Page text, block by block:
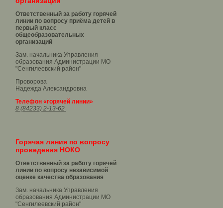
Ответственный за работу горячей
линии по вопросу приёма детей в
первый класс
общеобразовательных
организаций
Зам. начальника Управления
образования Администрации МО
"Сенгилеевский район"
Проворова
Надежда Александровна
Телефон «горячей линии»
8 (84233) 2-13-62
Горячая линия по вопросу
проведения НОКО
Ответственный за работу горячей
линии по вопросу независимой
оценке качества образования
Зам. начальника Управления
образования Администрации МО
"Сенгилеевский район"